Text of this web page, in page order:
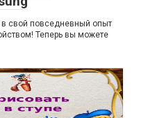
свой повседневный опыт
Теперь вы можете